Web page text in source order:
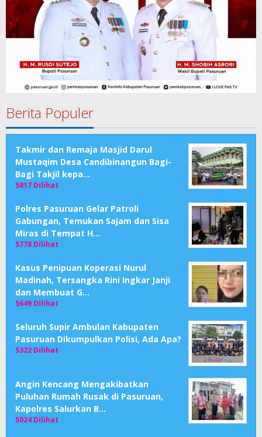
Berita Populer
Takmir dan Remaja Masjid Darul
Mustaqim Desa Candibinangun Bagi-
Bagi Takjil kepa…
5817 Dilihat
Polres Pasuruan Gelar Patroli
Gabungan, Temukan Sajam dan Sisa
Miras di Tempat H…
5778 Dilihat
Kasus Penipuan Koperasi Nurul
Madinah, Tersangka Rini Ingkar Janji
dan Membuat G…
5649 Dilihat
Seluruh Supir Ambulan Kabupaten
Pasuruan Dikumpulkan Polisi, Ada Apa?
5322 Dilihat
Angin Kencang Mengakibatkan
Puluhan Rumah Rusak di Pasuruan,
Kapolres Salurkan B…
5024 Dilihat